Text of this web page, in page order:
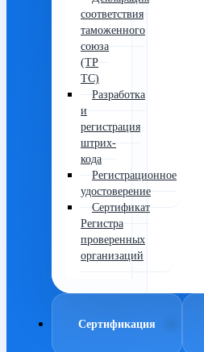
соответствия
таможенного
союза
(ТР
ТС)
Разработка
и
регистрация
штрих-
кода
Регистрационное
удостоверение
Сертификат
Регистра
проверенных
организаций
Сертификация